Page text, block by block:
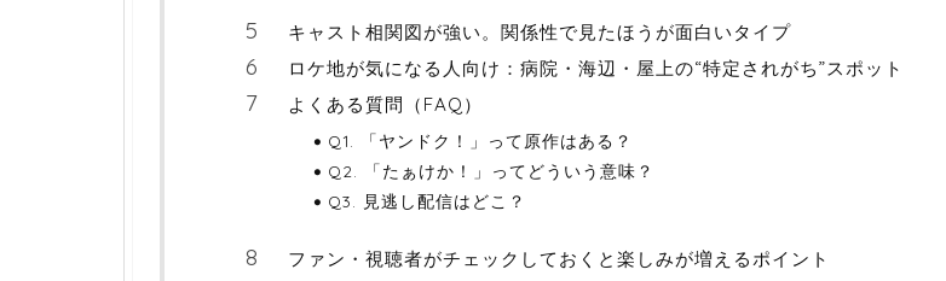
キャスト相関図が強い。関係性で見たほうが面白いタイプ
ロケ地が気になる人向け：病院・海辺・屋上の“特定されがち”スポット
よくある質問（FAQ）
Q1. 「ヤンドク！」って原作はある？
Q2. 「たぁけか！」ってどういう意味？
Q3. 見逃し配信はどこ？
ファン・視聴者がチェックしておくと楽しみが増えるポイント